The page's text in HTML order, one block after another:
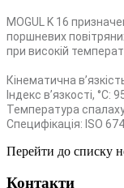
MOGUL K 16
поршневих
при високій
Кінематична
Індекс в’язкості, °C:
Температура спалаху
Специфікація: ISO
Перейти до списку
Контакти